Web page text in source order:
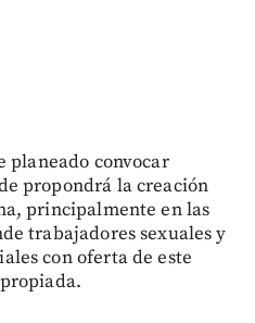
planeado convocar
propondrá la creación
principalmente en las
trabajadores sexuales y
con oferta de este